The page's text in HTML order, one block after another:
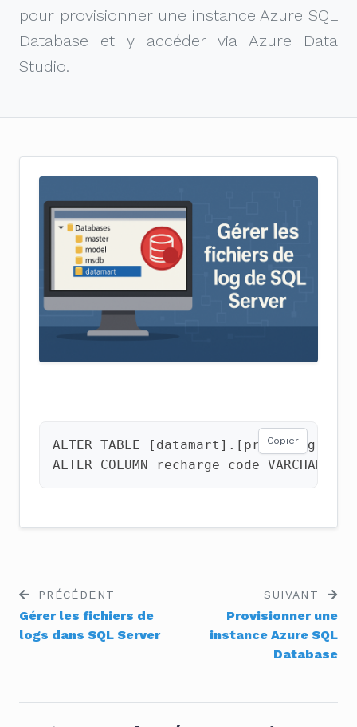
pour provisionner une instance Azure SQL
Database et y accéder via Azure Data
Studio.
ALTER TABLE [ datamart ].[ profiling
ALTER
COLUMN recharge_code VARCHAR
Copier
PRÉCÉDENT
Gérer les fichiers de
logs dans SQL Server
SUIVANT
Provisionner une
instance Azure SQL
Database